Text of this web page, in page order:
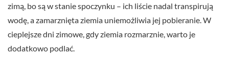
zimą, bo są w stanie spoczynku – ich liście nadal transpirują
wodę, a zamarznięta ziemia uniemożliwia jej pobieranie. W
cieplejsze dni zimowe, gdy ziemia rozmarznie, warto je
dodatkowo podlać.